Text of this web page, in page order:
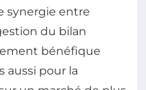
synergie entre
du bilan
bénéfique
aussi pour la